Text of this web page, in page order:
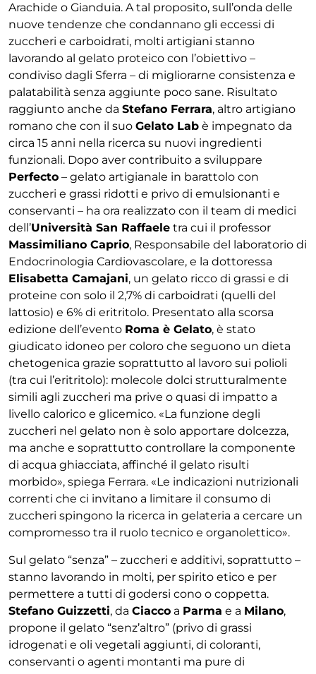
Arachide o Gianduia. A tal proposito, sull’onda delle
nuove tendenze che condannano gli eccessi di
zuccheri e carboidrati, molti artigiani stanno
lavorando al gelato proteico con l’obiettivo –
condiviso dagli Sferra – di migliorarne consistenza e
palatabilità senza aggiunte poco sane. Risultato
raggiunto anche da Stefano Ferrara, altro artigiano
romano che con il suo Gelato Lab è impegnato da
circa 15 anni nella ricerca su nuovi ingredienti
funzionali. Dopo aver contribuito a sviluppare
Perfecto – gelato artigianale in barattolo con
zuccheri e grassi ridotti e privo di emulsionanti e
conservanti – ha ora realizzato con il team di medici
dell’Università San Raffaele tra cui il professor
Massimiliano Caprio, Responsabile del laboratorio di
Endocrinologia Cardiovascolare, e la dottoressa
Elisabetta Camajani, un gelato ricco di grassi e di
proteine con solo il 2,7% di carboidrati (quelli del
lattosio) e 6% di eritritolo. Presentato alla scorsa
edizione dell’evento Roma è Gelato, è stato
giudicato idoneo per coloro che seguono un dieta
chetogenica grazie soprattutto al lavoro sui polioli
(tra cui l’eritritolo): molecole dolci strutturalmente
simili agli zuccheri ma prive o quasi di impatto a
livello calorico e glicemico. «La funzione degli
zuccheri nel gelato non è solo apportare dolcezza,
ma anche e soprattutto controllare la componente
di acqua ghiacciata, affinché il gelato risulti
morbido», spiega Ferrara. «Le indicazioni nutrizionali
correnti che ci invitano a limitare il consumo di
zuccheri spingono la ricerca in gelateria a cercare un
compromesso tra il ruolo tecnico e organolettico».
Sul gelato “senza” – zuccheri e additivi, soprattutto –
stanno lavorando in molti, per spirito etico e per
permettere a tutti di godersi cono o coppetta.
Stefano Guizzetti, da Ciacco a Parma e a Milano,
propone il gelato “senz’altro” (privo di grassi
idrogenati e oli vegetali aggiunti, di coloranti,
conservanti o agenti montanti ma pure di